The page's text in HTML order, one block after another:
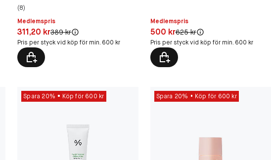
(8)
Medlemspris
Pris: 311,20 kr
311,20 krOriginal pris:
389 kr
Pris per styck vid köp för min. 600 kr
Medlemspris
Pris: 500 kr
500 krOriginal pris:
625 kr
Pris per styck vid köp för min. 600 kr
Spara 20% Köp för 600 kr Spara 20% Köp för 600 kr